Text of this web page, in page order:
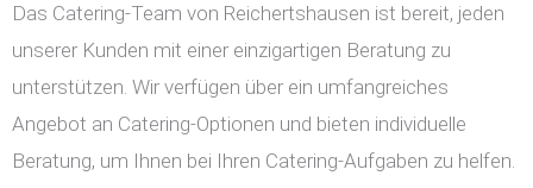
Das Catering-Team von Reichertshausen ist bereit, jeden
unserer Kunden mit einer einzigartigen Beratung zu
unterstützen. Wir verfügen über ein umfangreiches
Angebot an Catering-Optionen und bieten individuelle
Beratung, um Ihnen bei Ihren Catering-Aufgaben zu helfen.